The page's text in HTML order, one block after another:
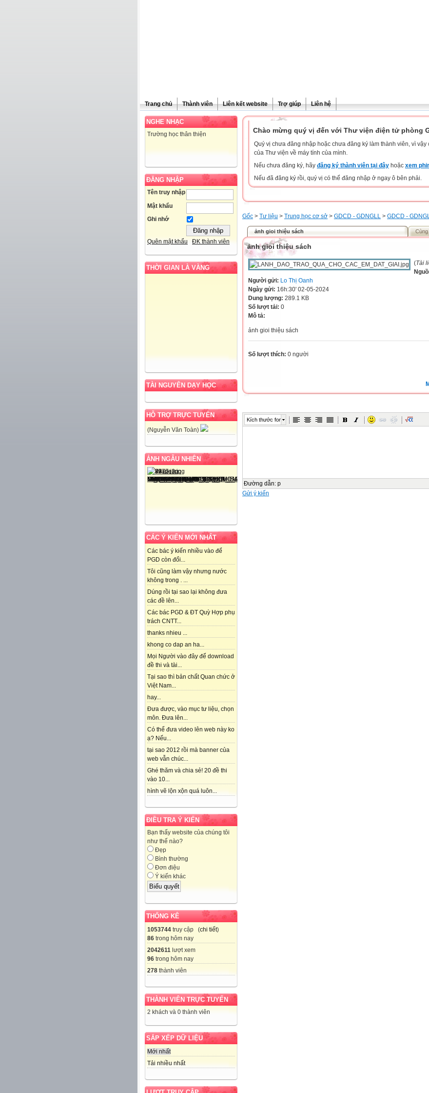
Trang chủ Thành viên Liên kết website Trợ giúp Liên hệ
NGHE NHẠC
Trường học thân thiện
ĐĂNG NHẬP
Tên truy nhập
Mật khẩu
Ghi nhớ
Quên mật khẩu ĐK thành viên
THỜI GIAN LÀ VÀNG
TÀI NGUYÊN DẠY HỌC
HỖ TRỢ TRỰC TUYẾN
(Nguyễn Văn Toàn)
ẢNH NGẪU NHIÊN
CÁC Ý KIẾN MỚI NHẤT
Các bác ý kiến nhiều vào để
PGD còn đổi...
Tôi cũng làm vậy nhưng nước
không trong . ...
Dúng rồi tại sao lại không đưa
các đề lên...
Các bác PGD & ĐT Quỳ Hợp phụ
trách CNTT...
thanks nhieu ...
khong co dap an ha...
Mọi Người vào đây để download
đề thi và tài...
Tại sao thì bản chất Quan chức ở
Việt Nam...
hay...
Đưa được, vào mục tư liệu, chọn
môn. Đưa lên...
Có thể đưa video lên web này ko
ạ? Nếu...
tại sao 2012 rồi mà banner của
web vẫn chúc...
Ghé thăm và chia sẻ! 20 đề thi
vào 10...
hình vẽ lộn xộn quá luôn...
ĐIỀU TRA Ý KIẾN
Bạn thấy website của chúng tôi
như thế nào?
Đẹp
Bình thường
Đơn điệu
Ý kiến khác
THỐNG KÊ
1053744 truy cập (chi tiết)
86 trong hôm nay
2042611 lượt xem
96 trong hôm nay
278 thành viên
THÀNH VIÊN TRỰC TUYẾN
2 khách và 0 thành viên
SẮP XẾP DỮ LIỆU
Mới nhất
Tải nhiều nhất
Chào mừng quý vị đến với Thư viện điện tử phòng
Quý vị chưa đăng nhập hoặc chưa đăng ký làm thành viên, vì
của Thư viện về máy tính của mình.
Nếu chưa đăng ký, hãy đăng ký thành viên tại đây hoặc xem
Nếu đã đăng ký rồi, quý vị có thể đăng nhập ở ngay ô bên phải.
Gốc > Tư liệu > Trung học cơ sở > GDCD - GDNGLL > GDCD -
ảnh gioi thiệu sách
ảnh gioi thiệu sách
(Tài
Người gửi: Lo Thị Oanh
Ngày gửi: 16h:30' 02-05-2024
Dung lượng: 289.1 KB
Số lượt tải: 0
Mô tả:
ảnh gioi thiệu sách
Số lượt thích: 0 người
Kích thước font
Đường dẫn: p
Gửi ý kiến